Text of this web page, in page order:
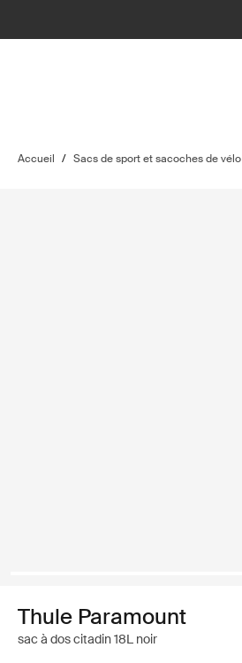
Accueil / Sacs de sport et sacoches de vélo
Thule Paramount
sac à dos citadin 18L noir